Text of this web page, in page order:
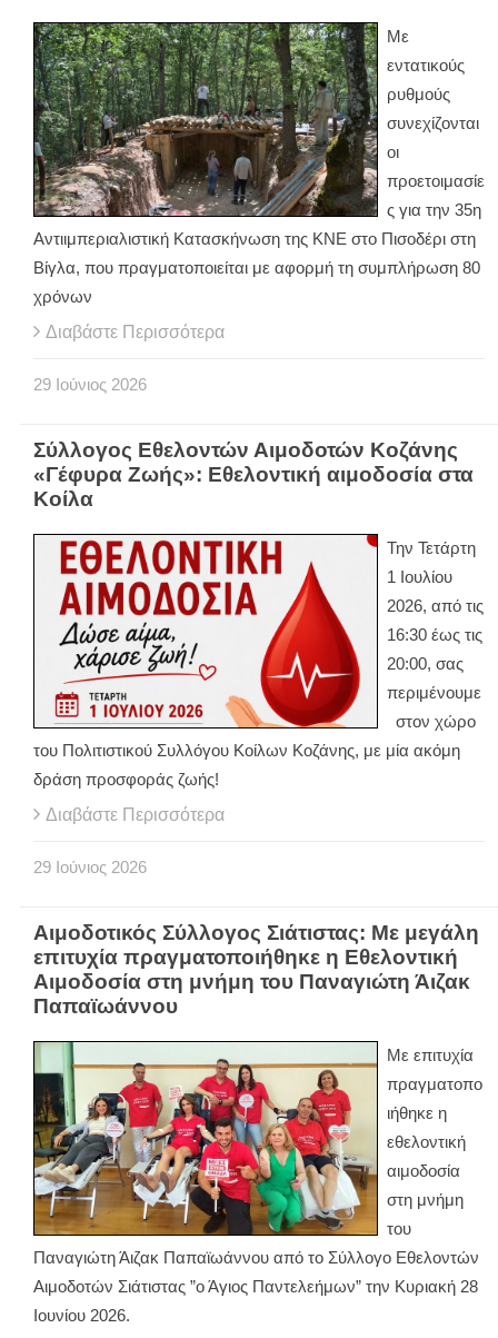
Με
εντατικούς
ρυθμούς
συνεχίζονται
οι
προετοιμασίε
ς για την 35η
Αντιιμπεριαλιστική Κατασκήνωση της ΚΝΕ στο Πισοδέρι στη
Βίγλα, που πραγματοποιείται με αφορμή τη συμπλήρωση 80
χρόνων
Διαβάστε Περισσότερα
29 Ιούνιος 2026
Σύλλογος Εθελοντών Αιμοδοτών Κοζάνης
«Γέφυρα Ζωής»: Εθελοντική αιμοδοσία στα
Κοίλα
Την Τετάρτη
1 Ιουλίου
2026, από τις
16:30 έως τις
20:00, σας
περιμένουμε
στον χώρο
του Πολιτιστικού Συλλόγου Κοίλων Κοζάνης, με μία ακόμη
δράση προσφοράς ζωής!
Διαβάστε Περισσότερα
29 Ιούνιος 2026
Αιμοδοτικός Σύλλογος Σιάτιστας: Με μεγάλη
επιτυχία πραγματοποιήθηκε η Εθελοντική
Αιμοδοσία στη μνήμη του Παναγιώτη Άιζακ
Παπαϊωάννου
Με επιτυχία
πραγματοπο
ιήθηκε η
εθελοντική
αιμοδοσία
στη μνήμη
του
Παναγιώτη Άιζακ Παπαϊωάννου από το Σύλλογο Εθελοντών
Αιμοδοτών Σιάτιστας ”ο Άγιος Παντελεήμων” την Κυριακή 28
Ιουνίου 2026.